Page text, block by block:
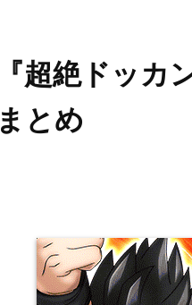
『超絶ドッカ
まとめ